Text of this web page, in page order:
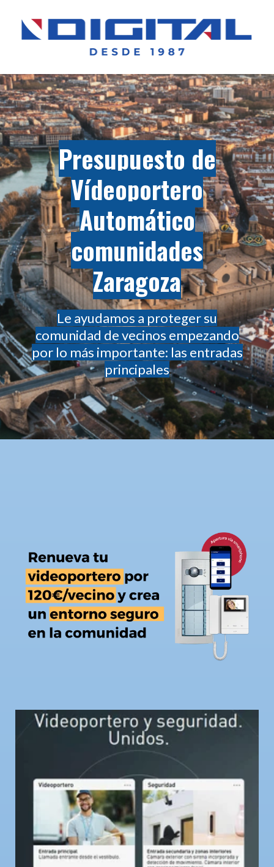
Presupuesto de
Vídeoportero
Automático
comunidades
Zaragoza
Le ayudamos a proteger su
comunidad de vecinos empezando
por lo más importante: las entradas
principales